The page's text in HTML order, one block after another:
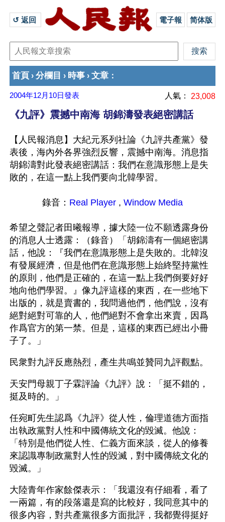
↺ 返回 電子報 简体版
首頁 › 分欄目 › 時事 › 文章 ：
2004年12月10日發表 人氣： 23,008
《九評》震撼中南海 胡錦濤發表絕密講話
【人民報消息】大紀元系列社論《九評共產黨》發
表後，海內外各界強烈反響，震撼中南海。消息指
胡錦濤對此發表絕密講話：我們在意識形態上是失
敗的，在這一點上我們要向北韓學習。
錄音： Real Player , Window Media
希望之聲記者田曦報導，據大陸一位不願透露身份
的消息人士透露：（錄音）「胡錦濤有一個絕密講
話，他說：『我們在意識形態上是失敗的。北韓沒
有發展經濟，但是他們在意識形態上始終堅持黨性
的原則，他們是正確的，在這一點上我們倒要好好
地向他們學習。』像九評這樣的東西，在一些地下
出版的，就是賣書的，我問過他們，他們說，沒有
絕對絕對可靠的人，他們絕對不會拿出來賣，因爲
作爲官方的第一禁。但是，這樣的東西已經出小冊
子了。」
民衆對九評反應熱烈，產生共鳴並贊同九評觀點。
天安門母親丁子霖評論《九評》說：「挺不錯的，
挺及時的。」
任宛町先生認爲《九評》從人性，倫理道德方面指
出執政黨對人性和中國傳統文化的毀滅。他說：
「特別是他們從人性、仁義方面來談，從人的修養
來認識專制政黨對人性的毀滅，對中國傳統文化的
毀滅。」
大陸青年作家餘傑表示：「我還沒有仔細看，看了
一兩篇，有的段落還是寫的比較好，我同意其中的
很多內容，對共產黨很多方面批評，我都覺得挺好